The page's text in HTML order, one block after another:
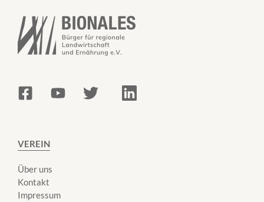
VEREIN
Über uns
Kontakt
Impressum